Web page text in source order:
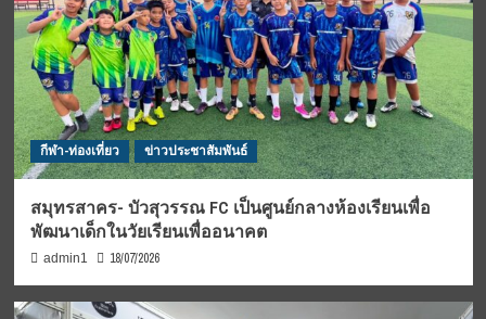
กีฬา-ท่องเที่ยว ข่าวประชาสัมพันธ์
สมุทรสาคร- บัวสุวรรณ FC เป็นศูนย์กลางห้องเรียนเพื่อ
พัฒนาเด็กในวัยเรียนเพื่ออนาคต
admin1 18/07/2026